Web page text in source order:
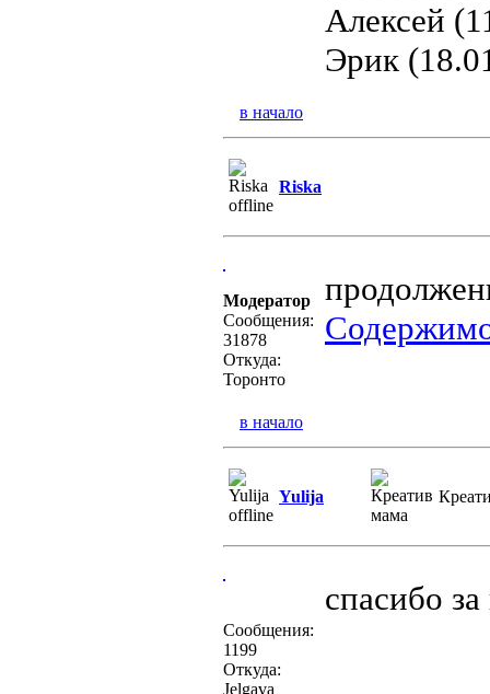
Алексей
Эрик
в начало
Riska
Модератор
Сообщения:
31878
Откуда:
Торонто
в начало
Yulija
Сообщения:
1199
Откуда:
Jelgava
спасибо